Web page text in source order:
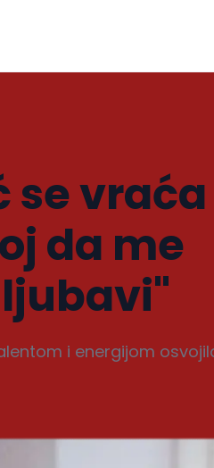
vraća
da me
i energijom